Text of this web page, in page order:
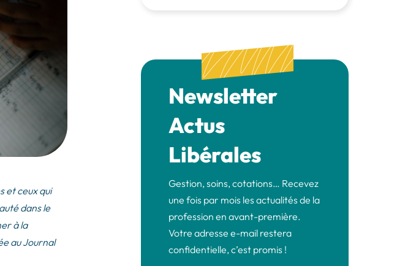
et ceux qui
dans le
à la
au Journal
Newsletter
Actus
Libérales
Gestion, soins, cotations… Recevez
une fois par mois les actualités de la
profession en avant-première.
Votre adresse e-mail restera
confidentielle, c’est promis !